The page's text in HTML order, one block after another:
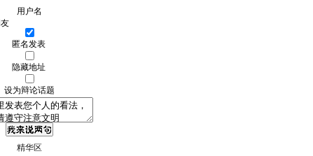
用户名
匿名发表
隐藏地址
设为辩论话题
精华区